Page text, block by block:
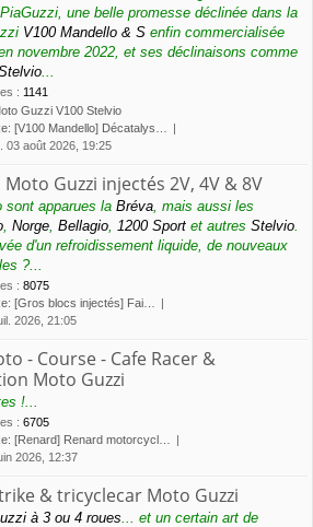
une belle promesse déclinée dans la
V100 Mandello & S enfin commercialisée
novembre 2022, et ses déclinaisons comme
: 1141
Guzzi V100 Stelvio
[V100 Mandello] Décatalys…
03 août 2026, 19:25
Guzzi injectés 2V, 4V & 8V
sont apparues la Bréva , mais aussi les
Norge Bellagio 1200 Sport et autres Stelvio
d'un refroidissement liquide, de nouveaux
?...
: 8075
[Gros blocs injectés] Fai…
2026, 21:05
- Course - Cafe Racer &
Moto Guzzi
!...
: 6705
[Renard] Renard motorcycl…
2026, 12:37
& tricyclecar Moto Guzzi
à 3 ou 4 roues ... et un certain art de